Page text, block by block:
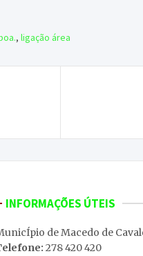
, ligação área
INFORMAÇÕES ÚTEIS
de Macedo de
278 420 420